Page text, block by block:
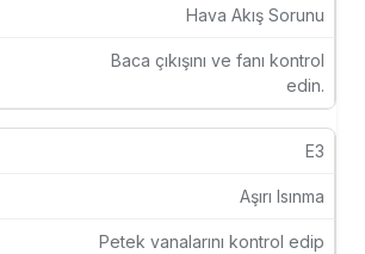
Hava Akış Sorunu
Baca çıkışını ve fanı kontrol
edin.
E3
Aşırı Isınma
Petek vanalarını kontrol edip